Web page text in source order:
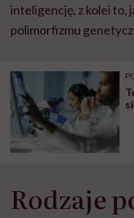
inteligencję, z kolei to,
polimorfizmu
Rodzaje